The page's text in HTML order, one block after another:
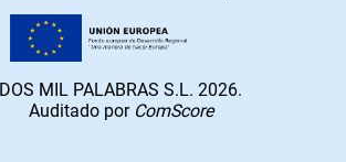
DOS MIL PALABRAS S.L. 2026.
Auditado por ComScore